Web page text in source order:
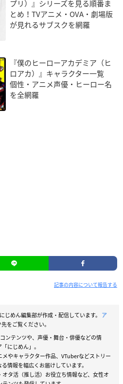
プリ）』シリーズを見る順番ま
とめ！TVアニメ・OVA・劇場版
が見れるサブスクを網羅
『僕のヒーローアカデミア（ヒ
ロアカ）』キャラクター一覧
個性・アニメ声優・ヒーロー名
を全網羅
記事の内容について報告する
じめん編集部が作成・配信しています。 ア
をご覧ください。
ンテンツや、声優・舞台・俳優などの情
にじめん」。
やキャラクター作品、VTuberなどストリー
情報を幅広くお届けしています。
タ活（推し活）お役立ち情報など、女性オ